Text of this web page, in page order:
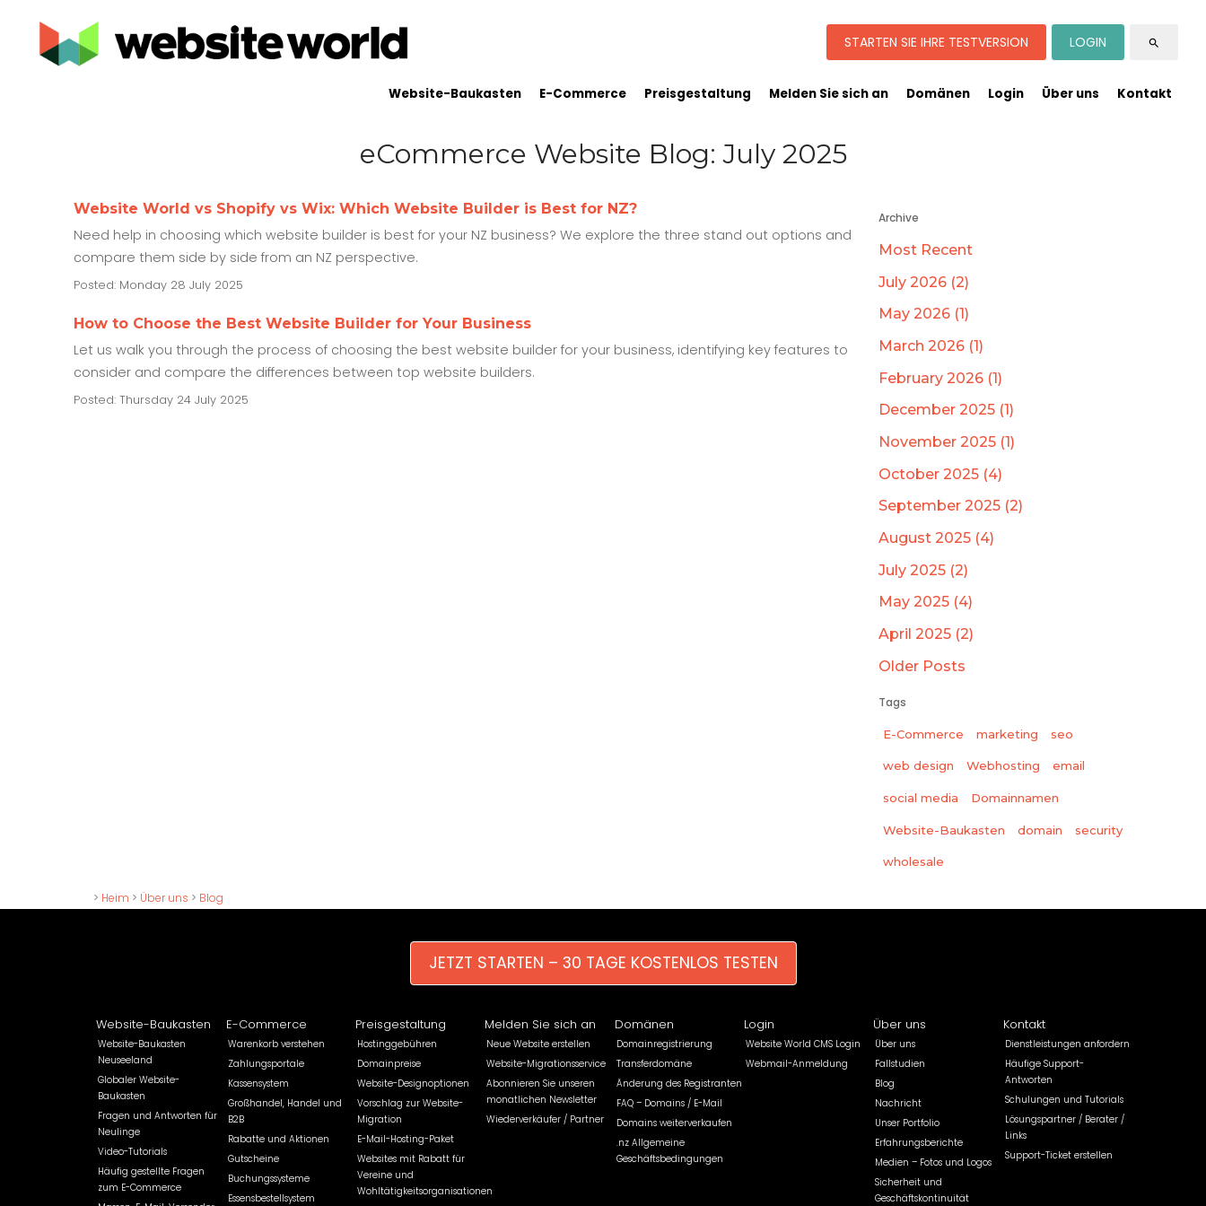
Website-Baukasten E-Commerce Preisgestaltung Melden Sie sich an Domänen Login Über uns Kontakt
STARTEN SIE IHRE TESTVERSION LOGIN search
eCommerce Website Blog: July 2025
Website World vs Shopify vs Wix: Which Website Builder is Best for NZ?
Need help in choosing which website builder is best for your NZ business? We explore the three stand out options and
compare them side by side from an NZ perspective.
Posted: Monday 28 July 2025
How to Choose the Best Website Builder for Your Business
Let us walk you through the process of choosing the best website builder for your business, identifying key features to
consider and compare the differences between top website builders.
Posted: Thursday 24 July 2025
Archive
Most Recent
July 2026 (2)
May 2026 (1)
March 2026 (1)
February 2026 (1)
December 2025 (1)
November 2025 (1)
October 2025 (4)
September 2025 (2)
August 2025 (4)
July 2025 (2)
May 2025 (4)
April 2025 (2)
Older Posts
Tags
E-Commerce marketing seo
web design Webhosting email
social media Domainnamen
Website-Baukasten domain security
wholesale
> Heim > Über uns > Blog
JETZT STARTEN – 30 TAGE KOSTENLOS TESTEN
Website-Baukasten
Website-Baukasten
Neuseeland
Globaler Website-
Baukasten
Fragen und Antworten für
Neulinge
Video-Tutorials
Häufig gestellte Fragen
zum E-Commerce
E-Commerce
Warenkorb verstehen
Zahlungsportale
Kassensystem
Großhandel, Handel und
B2B
Rabatte und Aktionen
Gutscheine
Buchungssysteme
Essensbestellsystem
Preisgestaltung
Hostinggebühren
Domainpreise
Website-Designoptionen
Vorschlag zur Website-
Migration
E-Mail-Hosting-Paket
Websites mit Rabatt für
Vereine und
Wohltätigkeitsorganisationen
Melden Sie sich an
Neue Website erstellen
Website-Migrationsservice
Abonnieren Sie unseren
monatlichen Newsletter
Wiederverkäufer / Partner
Domänen
Domainregistrierung
Transferdomäne
Änderung des Registranten
FAQ – Domains / E-Mail
Domains weiterverkaufen
.nz Allgemeine
Geschäftsbedingungen
Login
Website World CMS Login
Webmail-Anmeldung
Über uns
Über uns
Fallstudien
Blog
Nachricht
Unser Portfolio
Erfahrungsberichte
Medien – Fotos und Logos
Sicherheit und
Geschäftskontinuität
Kontakt
Dienstleistungen anfordern
Häufige Support-
Antworten
Schulungen und Tutorials
Lösungspartner / Berater /
Links
Support-Ticket erstellen